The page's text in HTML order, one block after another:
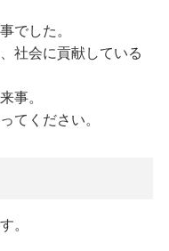
でした。
社会に貢献している
事。
てください。
。